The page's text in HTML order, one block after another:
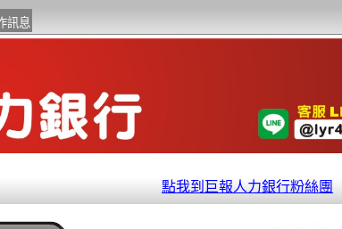
點我到巨報人力銀行粉絲團